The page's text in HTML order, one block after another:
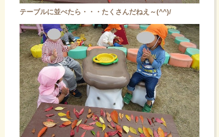
テーブルに並べたら・・・たくさんだねえ～(^^)/